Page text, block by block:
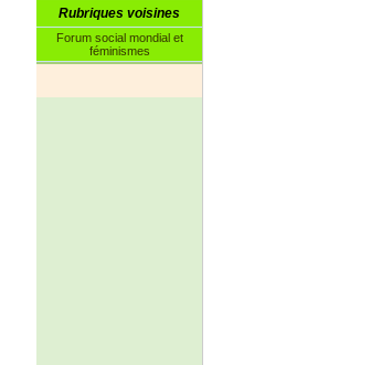
Rubriques voisines
Forum social mondial et
féminismes